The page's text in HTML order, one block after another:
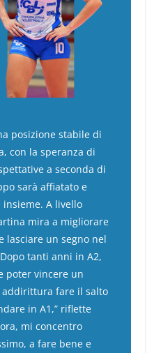
posizione stabile di
con la speranza di
a seconda di
sarà affiatato e
insieme. A livello
mira a migliorare
lasciare un segno nel
tanti anni in A2,
poter vincere un
addirittura fare il salto
in A1,” riflette
mi concentro
a fare bene e